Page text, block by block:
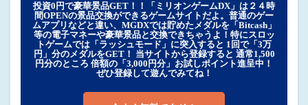
投資0円で豪華景品GET！！「ミリオンゲームDX」は２４時
間OPENの景品交換ができるゲームサイトだよ。普通のゲー
ムアプリなどと違い、MGDXでは貯めたメダルを「Bitcash」
等の電子マネーや豪華景品と交換できちゃうよ！特にスロッ
トゲームでは「ラッシュモード」に突入すると 1回で「3万
円」分のメダルをGET！ 当サイトから登録すると 通常1,500
円分のところ 倍額の「3,000円分」お試しポイント進呈中！
ぜひ登録して遊んでみてね！